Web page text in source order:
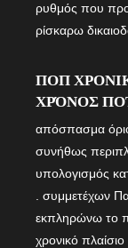
ρυθμός που
ρίσκαρω
ΠΟΠ
ΧΡΌΝΟΣ
απόσπασμα
συνήθως
υπολογισμός
. συμμετέχων
εκπληρώνω το
χρονικό